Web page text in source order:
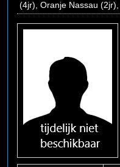
(4jr), Oranje Nassau (2jr),